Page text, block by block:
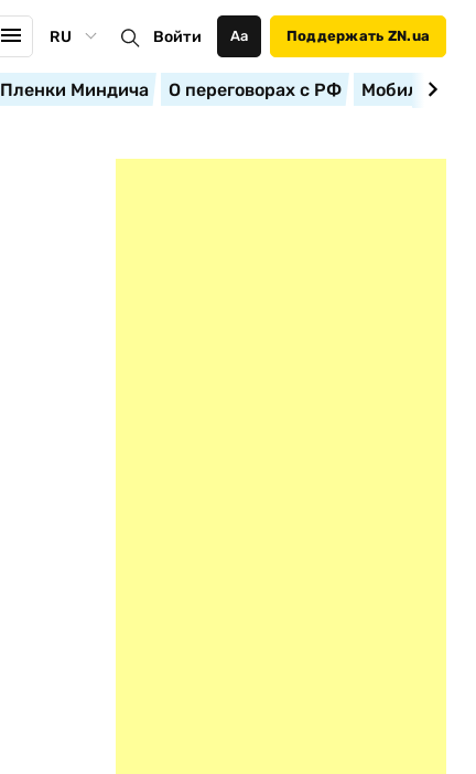
RU Войти Аа Поддержать ZN.ua
Пленки Миндича О переговорах с РФ